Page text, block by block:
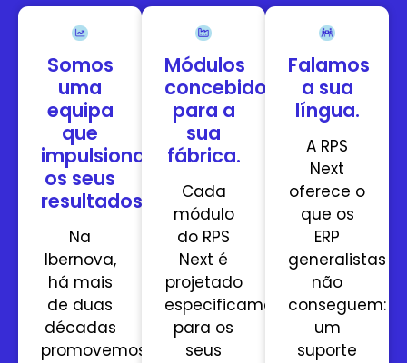
Somos
uma
equipa
que
impulsiona
os seus
resultados.
Na
Ibernova,
há mais
de duas
décadas
promovemos
Módulos
concebidos
para a
sua
fábrica.
Cada
módulo
do RPS
Next é
projetado
especificamente
para os
seus
Falamos
a sua
língua.
A RPS
Next
oferece o
que os
ERP
generalistas
não
conseguem:
um
suporte